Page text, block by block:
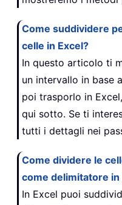
Come suddividere
celle in Excel?
In questo articolo ti
un intervallo in base
poi trasporlo in
qui sotto. Se ti
tutti i dettagli nei
Come dividere le
come delimitatore in
In Excel puoi